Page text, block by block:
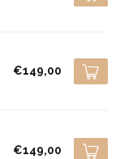
€149,00
€149,00